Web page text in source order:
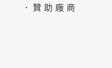
．贊助廠商